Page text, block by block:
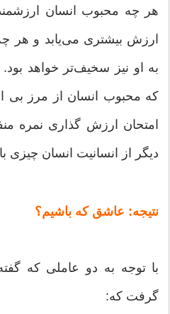
هر چه محبوب انسان
ارزش بیشتری می‌یابد و هر
به او نیز سخیف‌تر خواهد
که محبوب انسان از مرز بی
امتحان ارزش گذاری نمره
دیگر از انسانیت انسان چیزی
نتیجه: عاشق که باشیم؟
با توجه به دو عاملی که
گرفت که: